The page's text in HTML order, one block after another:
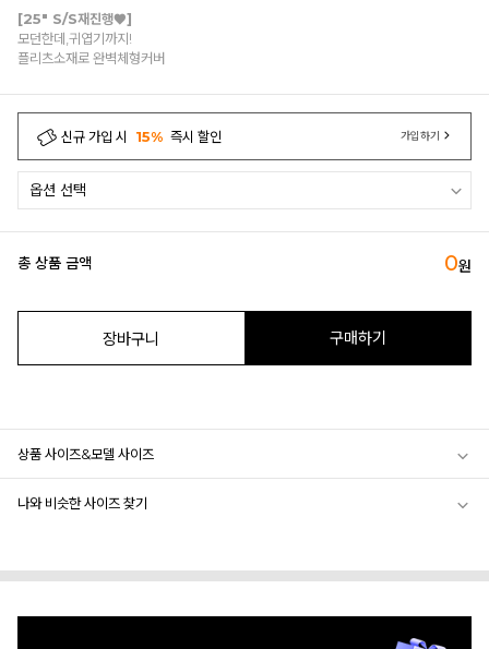
[25" S/S재진행♥]
모던한데,귀엽기까지!
플리츠소재로 완벽체형커버
신규 가입 시 15% 즉시 할인 가입하기
총 상품 금액 0원
장바구니 구매하기
상품 사이즈&모델 사이즈
나와 비슷한 사이즈 찾기